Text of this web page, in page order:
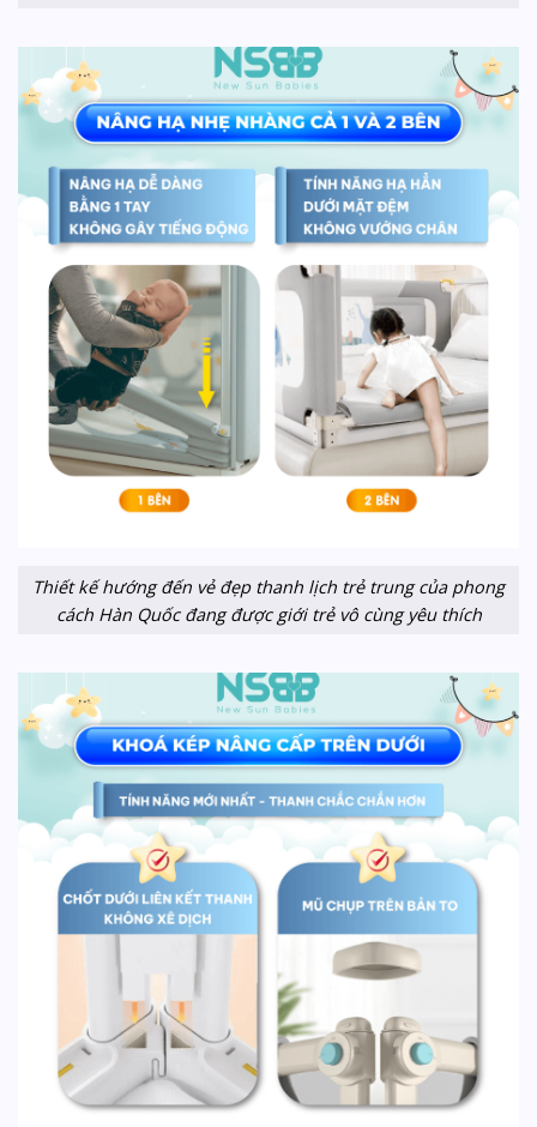
Thiết kế hướng đến vẻ đẹp thanh lịch trẻ trung của phong
cách Hàn Quốc đang được giới trẻ vô cùng yêu thích